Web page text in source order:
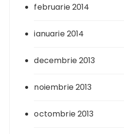
februarie 2014
ianuarie 2014
decembrie 2013
noiembrie 2013
octombrie 2013